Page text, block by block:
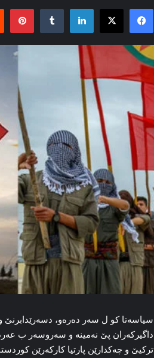
Facebook
X
LinkedIn
سیاسه‌تا کو ل سه‌ر ده‌ره‌و،
داگیركەران پێ نەمینە و سەروسەر ب
ترکیێ و چه‌کدارێن پارتیا كاركەرێن